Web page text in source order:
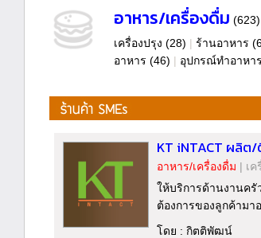
อาหาร/เครื่องดื่ม (623)
เครื่องปรุง (28) | ร้านอาหาร
อาหาร (46) | อุปกรณ์ทำอาหาร
KT iNTACT ผลิ
อาหาร/เครื่องดื่ม | เค
ให้บริการด้านงานค
ต้องการของลูกค้ามา
โดย : กิตติพัฒน์